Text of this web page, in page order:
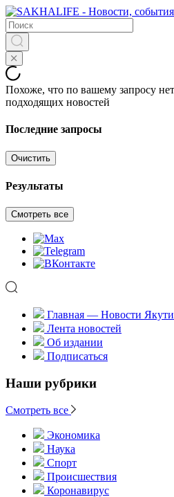
Похоже, что по вашему запросу нет
подходящих новостей
Последние запросы
Очистить
Результаты
Смотреть все
Главная — Новости
Лента новостей
Об издании
Подписаться
Наши рубрики
Смотреть все
Экономика
Наука
Спорт
Происшествия
Коронавирус